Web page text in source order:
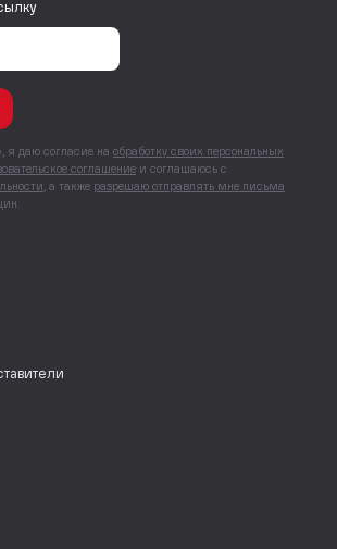
я даю согласие на обработку своих персональных
соглашение и соглашаюсь с
, а также разрешаю отправлять мне письма